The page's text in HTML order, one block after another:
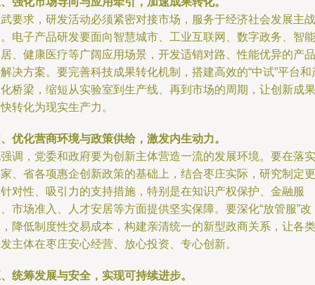
要求，研发活动必须紧密对接市场，服务于经济社会发展主战
电子产品研发要面向智慧城市、工业互联网、数字政务、智能
、健康医疗等广阔应用场景，开发适销对路、性能优异的产品
决方案。要完善科技成果转化机制，搭建高效的“中试”平台和
桥梁，缩短从实验室到生产线、再到市场的周期，让创新成果
转化为现实生产力。
优化营商环境与政策供给，激发内生动力。
调，党委和政府要为创新主体营造一流的发展环境。要在落实
、省各项惠企创新政策的基础上，结合枣庄实际，研究制定更
对性、吸引力的支持措施，特别是在知识产权保护、金融服
市场准入、人才安居等方面提供坚实保障。要深化“放管服”改
降低制度性交易成本，构建亲清统一的新型政商关系，让各类
主体在枣庄安心经营、放心投资、专心创新。
统筹发展与安全，实现可持续进步。